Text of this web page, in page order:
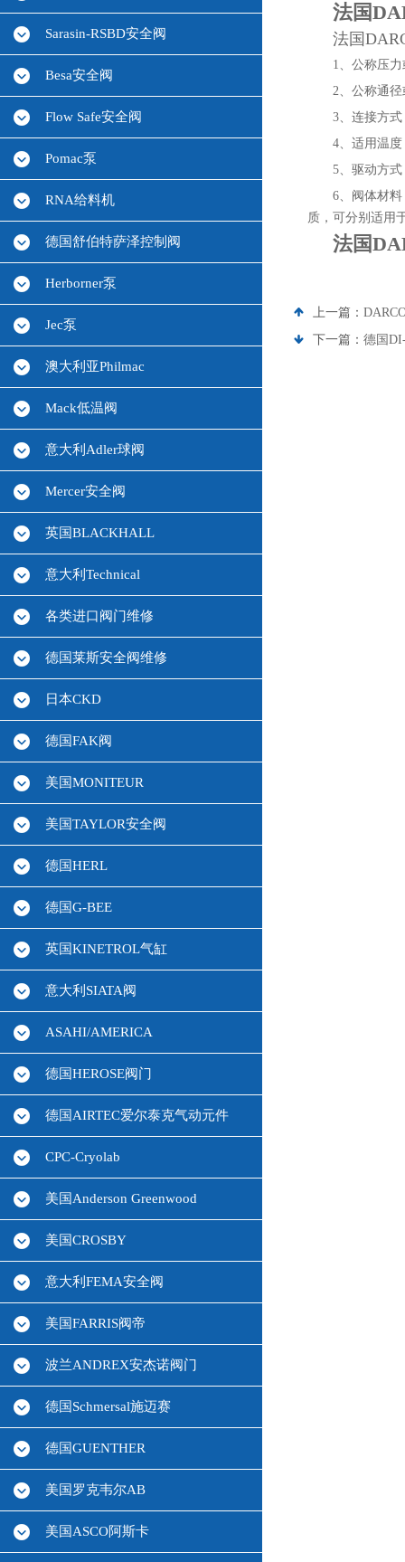
Sarasin-RSBD安全阀
Besa安全阀
Flow Safe安全阀
Pomac泵
RNA给料机
德国舒伯特萨泽控制阀
Herborner泵
Jec泵
澳大利亚Philmac
Mack低温阀
意大利Adler球阀
Mercer安全阀
英国BLACKHALL
意大利Technical
各类进口阀门维修
德国莱斯安全阀维修
日本CKD
德国FAK阀
美国MONITEUR
美国TAYLOR安全阀
德国HERL
德国G-BEE
英国KINETROL气缸
意大利SIATA阀
ASAHI/AMERICA
德国HEROSE阀门
德国AIRTEC爱尔泰克气动元件
CPC-Cryolab
美国Anderson Greenwood
美国CROSBY
意大利FEMA安全阀
美国FARRIS阀帝
波兰ANDREX安杰诺阀门
德国Schmersal施迈赛
德国GUENTHER
美国罗克韦尔AB
美国ASCO阿斯卡
法国
法国
1、公称压力
2、公称通径
3、连接方
4、适用温
5、驱动方
6、阀体材料
质，可分别适用
法国
上一篇：
下一篇： 德国